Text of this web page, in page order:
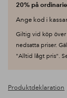
20% på
Ange kod i
Giltig vid köp över
nedsatta priser.
"Alltid lågt pris".
Produktdeklaration